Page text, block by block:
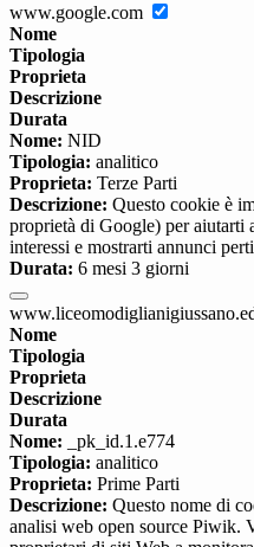
www.google.com
Nome
Tipologia
Proprieta
Descrizione
Durata
Nome: NID
Tipologia: analitico
Proprieta: Terze Parti
Descrizione: Questo cookie è
proprietà di Google) per aiutarti
interessi e mostrarti annunci
Durata: 6 mesi 3 giorni
Nome
Tipologia
Proprieta
Descrizione
Durata
Nome: _pk_id.1.e774
Tipologia: analitico
Proprieta: Prime Parti
Descrizione: Questo nome di
analisi web open source Piwik.